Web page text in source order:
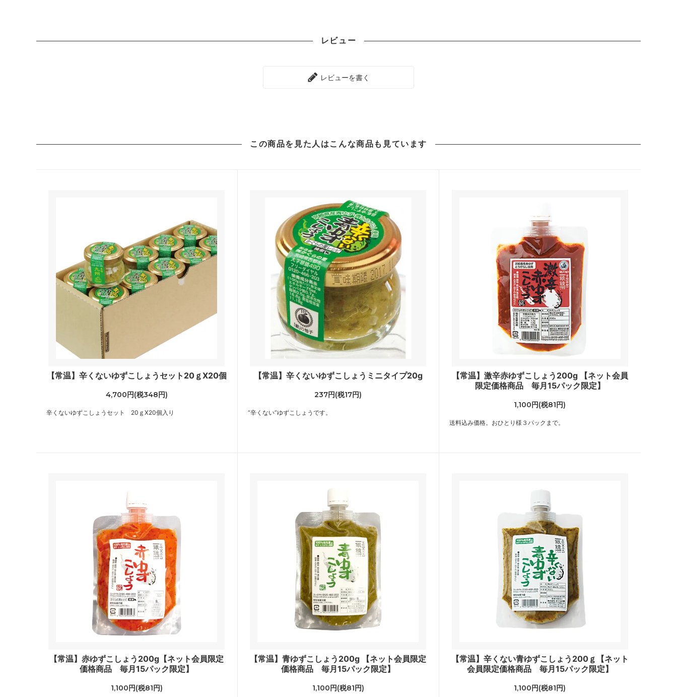
レビュー
レビューを書く
この商品を見た人は こんな商品も見ています
【常温】辛くないゆずこしょうセット20ｇX20個
4,700円(税348円)
辛くないゆずこしょうセット 20ｇX20個入り
【常温】辛くないゆずこしょうミニタイプ20g
237円(税17円)
“辛くない”ゆずこしょうです。
【常温】激辛赤ゆずこしょう200g 【ネット会員
限定価格商品 毎月15パック限定】
1,100円(税81円)
送料込み価格。おひとり様３パックまで。
【常温】赤ゆずこしょう200g【ネット会員限定
価格商品 毎月15パック限定】
1,100円(税81円)
【常温】青ゆずこしょう200g 【ネット会員限定
価格商品 毎月15パック限定】
1,100円(税81円)
【常温】辛くない青ゆずこしょう200ｇ【ネット
会員限定価格商品 毎月15パック限定】
1,100円(税81円)